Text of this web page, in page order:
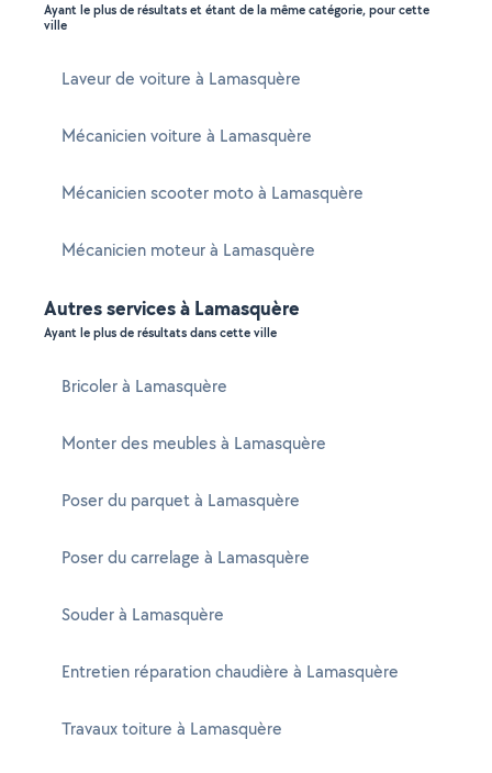
Ayant le plus de résultats et étant de la même catégorie, pour cette
ville
Laveur de voiture à Lamasquère
Mécanicien voiture à Lamasquère
Mécanicien scooter moto à Lamasquère
Mécanicien moteur à Lamasquère
Autres services à Lamasquère
Ayant le plus de résultats dans cette ville
Bricoler à Lamasquère
Monter des meubles à Lamasquère
Poser du parquet à Lamasquère
Poser du carrelage à Lamasquère
Souder à Lamasquère
Entretien réparation chaudière à Lamasquère
Travaux toiture à Lamasquère